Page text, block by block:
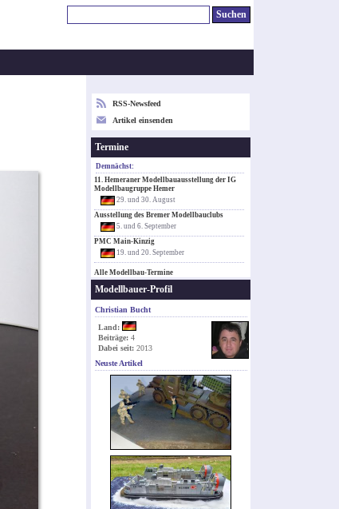
RSS-Newsfeed
Artikel einsenden
Termine
Demnächst:
11. Hemeraner Modellbauausstellung der IG
Modellbaugruppe Hemer
29. und 30. August
Ausstellung des Bremer Modellbauclubs
5. und 6. September
PMC Main-Kinzig
19. und 20. September
Alle Modellbau-Termine
Modellbauer-Profil
Christian Bucht
Land:
Beiträge: 4
Dabei seit: 2013
Neuste Artikel